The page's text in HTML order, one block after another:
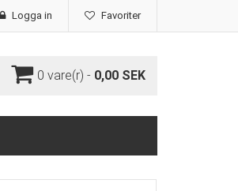
Favoriter
Logga in
0 vare(r) - 0,00 SEK